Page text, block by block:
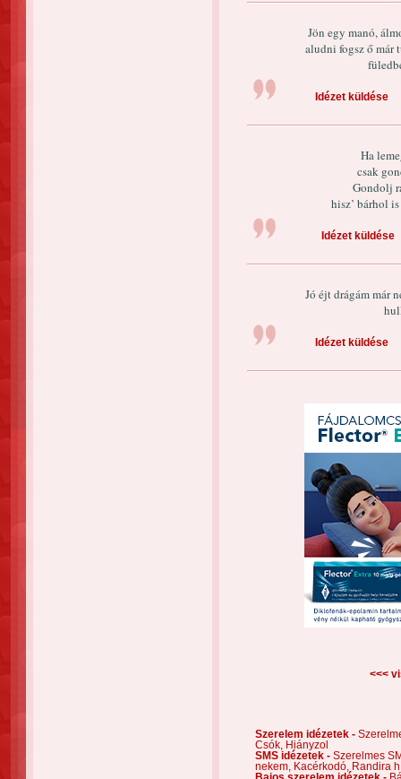
Jön egy manó,
aludni fogsz ő már
Idézet küldése
Ha
csak
Gondolj
hisz’ bárhol
Idézet küldése
Jó éjt drágám már
Idézet küldése
<<<
Szerelem idézetek -
Csók,
Hiányzol
SMS idézetek - Szerelmes
nekem,
Kacérkodó,
Randira